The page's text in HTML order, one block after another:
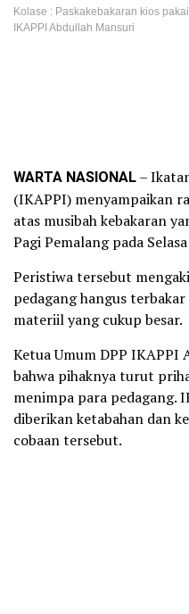
Kolase : Paskakebakaran kios
IKAPPI Abdullah Mansuri
WARTA NASIONAL–
(IKAPPI) menyampaikan
atas musibah kebakaran
Pagi Pemalang pada
Peristiwa tersebut
pedagang hangus
materiil yang cukup besar.
Ketua Umum DPP IKAPPI
bahwa pihaknya turut
menimpa para pedagang.
diberikan ketabahan dan
cobaan tersebut.